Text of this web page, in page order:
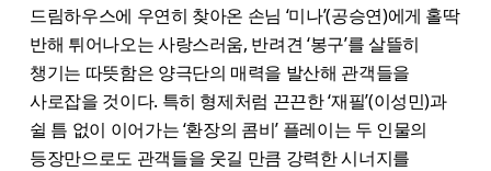
드림하우스에 우연히 찾아온 손님 ‘미나’(공승연)에게 홀딱
반해 튀어나오는 사랑스러움, 반려견 ‘봉구’를 살뜰히
챙기는 따뜻함은 양극단의 매력을 발산해 관객들을
사로잡을 것이다. 특히 형제처럼 끈끈한 ‘재필’(이성민)과
쉴 틈 없이 이어가는 ‘환장의 콤비’ 플레이는 두 인물의
등장만으로도 관객들을 웃길 만큼 강력한 시너지를